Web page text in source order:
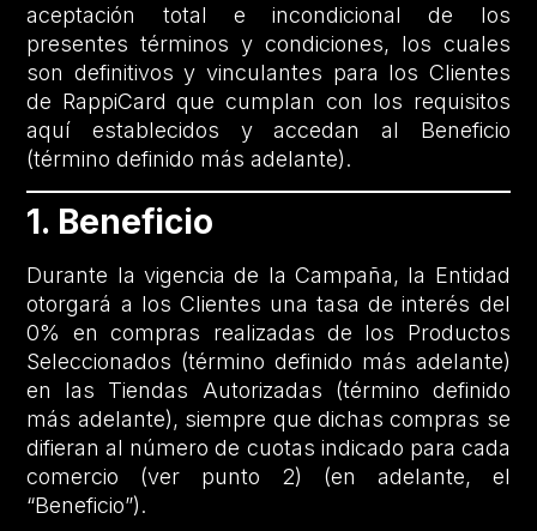
aceptación total e incondicional de los
presentes términos y condiciones, los cuales
son definitivos y vinculantes para los Clientes
de RappiCard que cumplan con los requisitos
aquí establecidos y accedan al Beneficio
(término definido más adelante).
1. Beneficio
Durante la vigencia de la Campaña, la Entidad
otorgará a los Clientes una tasa de interés del
0% en compras realizadas de los Productos
Seleccionados (término definido más adelante)
en las Tiendas Autorizadas (término definido
más adelante), siempre que dichas compras se
difieran al número de cuotas indicado para cada
comercio (ver punto 2) (en adelante, el
“Beneficio”).